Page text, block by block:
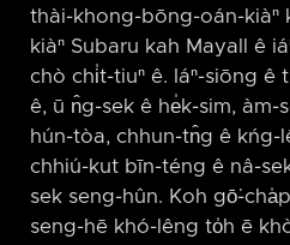
thài-khong-bōng-oán-kiàⁿ
kiàⁿ Subaru kah Mayall ê
chò chi̍t-tiuⁿ ê. Iáⁿ-siōng ê
ê, ū n̂g-sek ê he̍k-sim, àm-
hún-tòa, chhun-tn̂g ê kńg-
chhiú-kut bīn-téng ê nâ-
sek seng-hûn. Koh gō͘-
seng-hē khó-lêng to̍h ē